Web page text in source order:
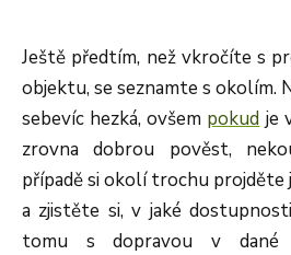
Ještě předtím, než vkročíte s
objektu, se seznamte s okolím.
sebevíc hezká, ovšem pokud je
zrovna dobrou pověst,
případě si okolí trochu
a zjistěte si, v jaké
tomu s dopravou v